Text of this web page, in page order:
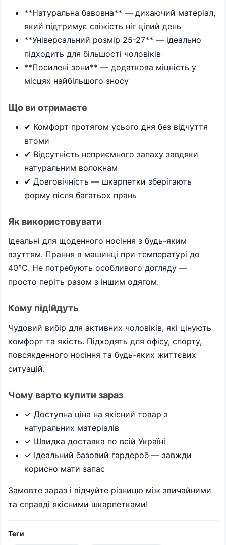
**Натуральна бавовна** — дихаючий матеріал,
який підтримує свіжість ніг цілий день
**Універсальний розмір 25-27** — ідеально
підходить для більшості чоловіків
**Посилені зони** — додаткова міцність у
місцях найбільшого зносу
Що ви отримаєте
✔ Комфорт протягом усього дня без відчуття
втоми
✔ Відсутність неприємного запаху завдяки
натуральним волокнам
✔ Довговічність — шкарпетки зберігають
форму після багатьох прань
Як використовувати
Ідеальні для щоденного носіння з будь-яким
взуттям. Прання в машинці при температурі до
40°C. Не потребують особливого догляду —
просто періть разом з іншим одягом.
Кому підійдуть
Чудовий вибір для активних чоловіків, які цінують
комфорт та якість. Підходять для офісу, спорту,
повсякденного носіння та будь-яких життєвих
ситуацій.
Чому варто купити зараз
✓ Доступна ціна на якісний товар з
натуральних матеріалів
✓ Швидка доставка по всій Україні
✓ Ідеальний базовий гардероб — завжди
корисно мати запас
Замовте зараз і відчуйте різницю між звичайними
та справді якісними шкарпетками!
Теги